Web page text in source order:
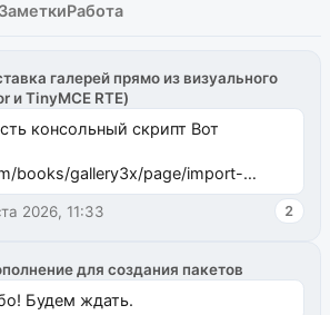
ЗаметкиРабота
галерей прямо из визуального
и TinyMCE RTE)
консольный скрипт Вот
books/gallery3x/page/import-
2026, 11:33 2
для создания пакетов
Будем ждать.